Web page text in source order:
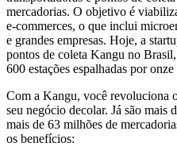
mercadorias. O objetivo é
e-commerces, o que inclui
e grandes empresas. Hoje, a
pontos de coleta Kangu no
600 estações espalhadas por
Com a Kangu, você revoluciona
seu negócio decolar. Já são mais
mais de 63 milhões de
os benefícios: